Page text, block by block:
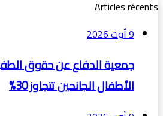
Articles récents
9 أوت 2026
جمعية الدفاع عن حقوق
الأطفال الجانحين تتجاوز 30%